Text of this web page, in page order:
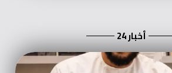
أخبار 24